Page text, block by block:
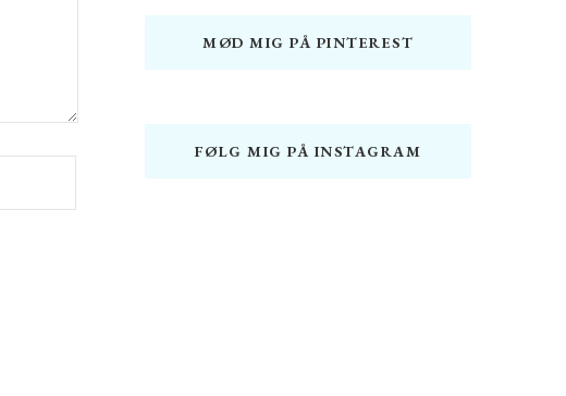
MØD MIG PÅ PINTEREST
FØLG MIG PÅ INSTAGRAM